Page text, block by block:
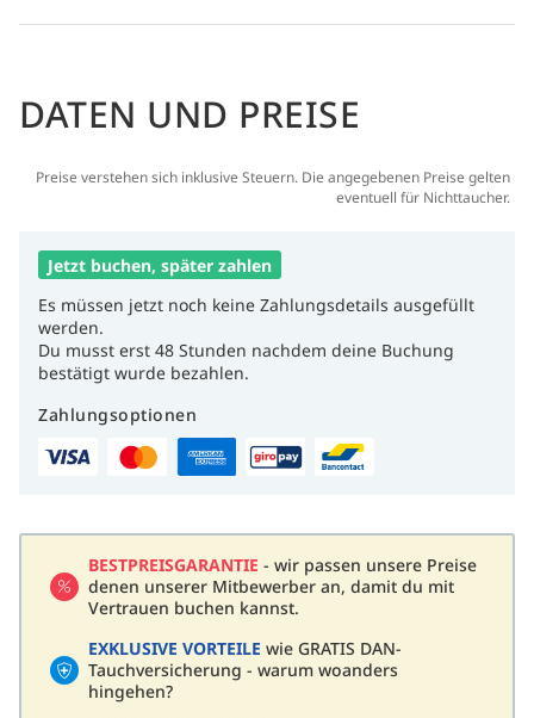
DATEN UND PREISE
Preise verstehen sich inklusive Steuern. Die angegebenen Preise gelten
eventuell für Nichttaucher.
Jetzt buchen, später zahlen
Es müssen jetzt noch keine Zahlungsdetails ausgefüllt
werden.
Du musst erst 48 Stunden nachdem deine Buchung
bestätigt wurde bezahlen.
Zahlungsoptionen
BESTPREISGARANTIE - wir passen unsere Preise
denen unserer Mitbewerber an, damit du mit
Vertrauen buchen kannst.
EXKLUSIVE VORTEILE wie GRATIS DAN-
Tauchversicherung - warum woanders
hingehen?